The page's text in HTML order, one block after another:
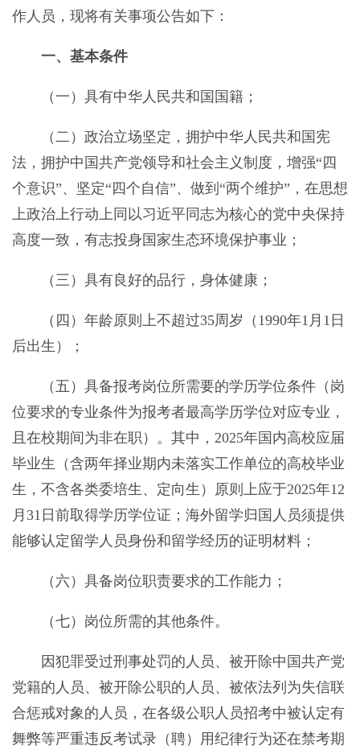
作人员，现将有关事项公告如下：
一、基本条件
（一）具有中华人民共和国国籍；
（二）政治立场坚定，拥护中华人民共和国宪
法，拥护中国共产党领导和社会主义制度，增强“四
个意识”、坚定“四个自信”、做到“两个维护”，在思想
上政治上行动上同以习近平同志为核心的党中央保持
高度一致，有志投身国家生态环境保护事业；
（三）具有良好的品行，身体健康；
（四）年龄原则上不超过35周岁（1990年1月1日
后出生）；
（五）具备报考岗位所需要的学历学位条件（岗
位要求的专业条件为报考者最高学历学位对应专业，
且在校期间为非在职）。其中，2025年国内高校应届
毕业生（含两年择业期内未落实工作单位的高校毕业
生，不含各类委培生、定向生）原则上应于2025年12
月31日前取得学历学位证；海外留学归国人员须提供
能够认定留学人员身份和留学经历的证明材料；
（六）具备岗位职责要求的工作能力；
（七）岗位所需的其他条件。
因犯罪受过刑事处罚的人员、被开除中国共产党
党籍的人员、被开除公职的人员、被依法列为失信联
合惩戒对象的人员，在各级公职人员招考中被认定有
舞弊等严重违反考试录（聘）用纪律行为还在禁考期